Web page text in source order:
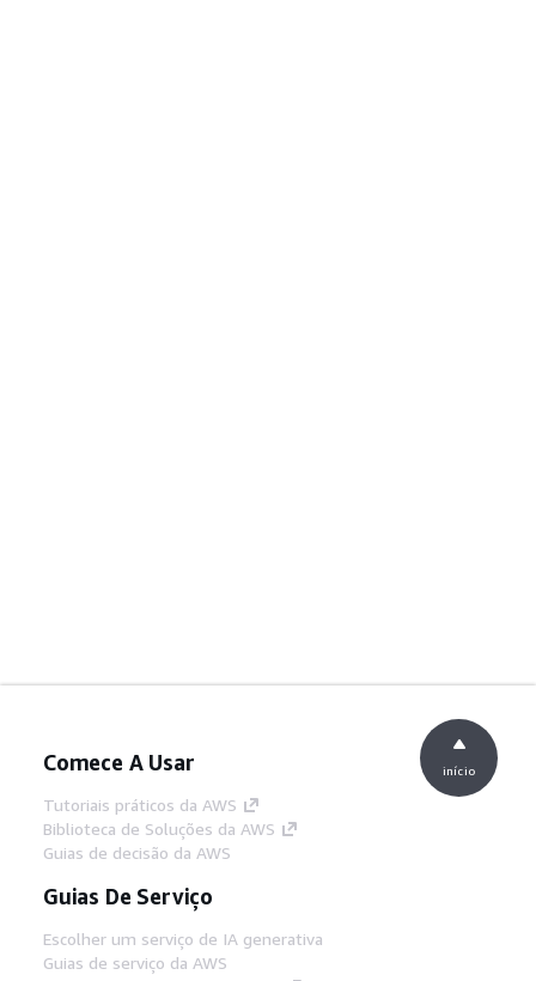
Comece A Usar
Tutoriais práticos da AWS
Biblioteca de Soluções da AWS
Guias de decisão da AWS
Guias De Serviço
Escolher um serviço de IA generativa
Guias de serviço da AWS
início